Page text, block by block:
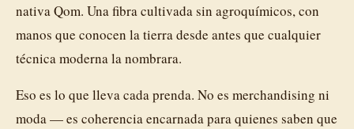
nativa Qom. Una fibra cultivada sin agroquímicos, con
manos que conocen la tierra desde antes que cualquier
técnica moderna la nombrara.
Eso es lo que lleva cada prenda. No es merchandising ni
moda — es coherencia encarnada para quienes saben que